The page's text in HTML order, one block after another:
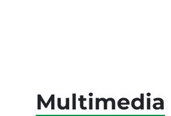
Multimedia